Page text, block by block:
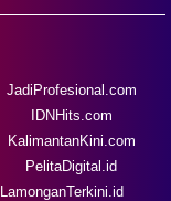
JadiProfesional.com
IDNHits.com
KalimantanKini.com
PelitaDigital.id
LamonganTerkini.id